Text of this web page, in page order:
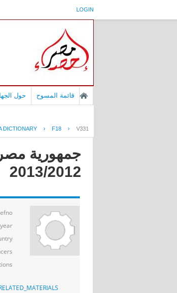
LOGIN
قائمة المسوح حول
DICTIONARY › F18 › V331
جمهورية مصر
2013/2012
year